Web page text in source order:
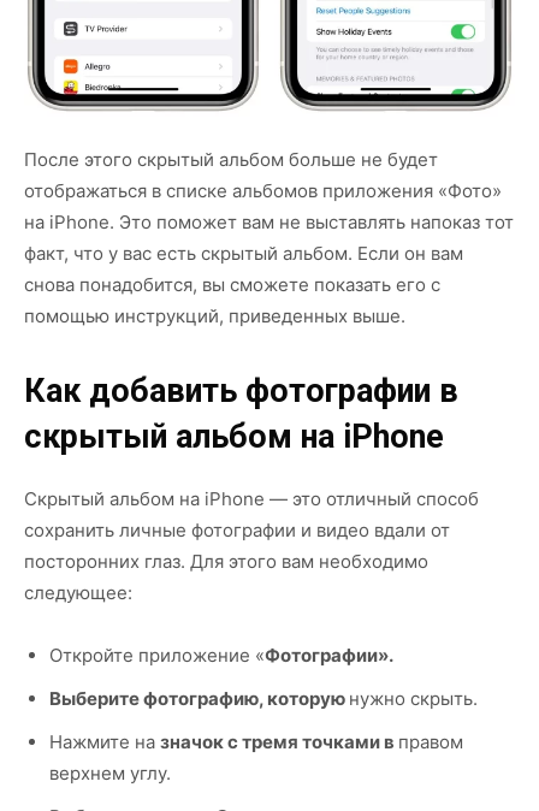
После этого скрытый альбом больше не будет
отображаться в списке альбомов приложения «Фото»
на iPhone. Это поможет вам не выставлять напоказ тот
факт, что у вас есть скрытый альбом. Если он вам
снова понадобится, вы сможете показать его с
помощью инструкций, приведенных выше.
Как добавить фотографии в
скрытый альбом на iPhone
Скрытый альбом на iPhone — это отличный способ
сохранить личные фотографии и видео вдали от
посторонних глаз. Для этого вам необходимо
следующее:
Откройте приложение «Фотографии».
Выберите фотографию, которую нужно скрыть.
Нажмите на значок с тремя точками в правом
верхнем углу.